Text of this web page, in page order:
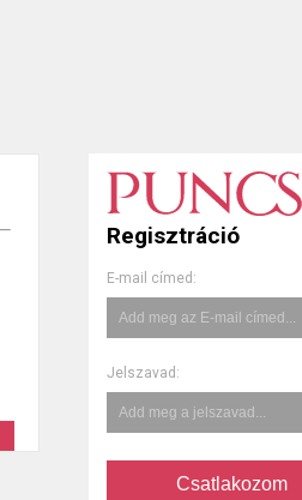
Regisztráció
E-mail címed:
Jelszavad:
Csatlakozom